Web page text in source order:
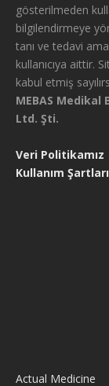
gösterilmeden
bilgilendirmeye
tanı ve tedavi
kullanıcıya aittir.
kabul etmiş
MEBAS Medikal
Ltd. Şti.
Veri Politikamız
Kullanım Şartları
Actual Medicine